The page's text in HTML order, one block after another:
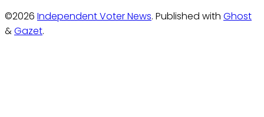
©2026 Independent Voter News. Published with Ghost
&Gazet.